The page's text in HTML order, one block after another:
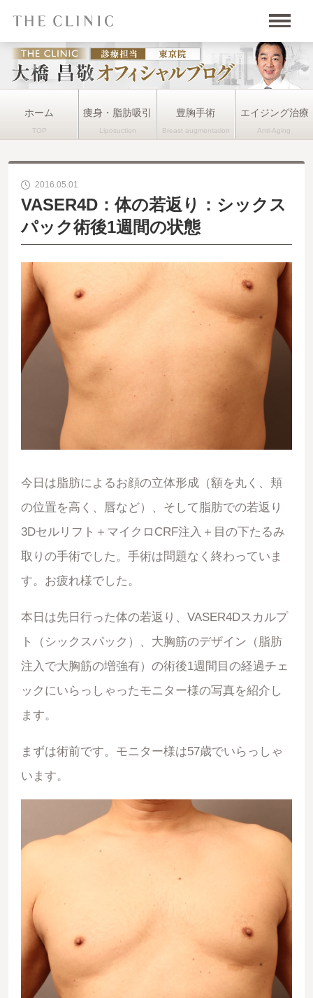
ホーム 痩身・脂肪吸引 豊胸手術 エイジング治療
2016.05.01
VASER4D：体の若返り：シックス
パック術後1週間の状態
今日は脂肪によるお顔の立体形成（額を丸く、頬
の位置を高く、唇など）、そして脂肪での若返り
3Dセルリフト＋マイクロCRF注入＋目の下たるみ
取りの手術でした。手術は問題なく終わっていま
す。お疲れ様でした。
本日は先日行った体の若返り、VASER4Dスカルプ
ト（シックスパック）、大胸筋のデザイン（脂肪
注入で大胸筋の増強有）の術後1週間目の経過チェ
ックにいらっしゃったモニター様の写真を紹介し
ます。
まずは術前です。モニター様は57歳でいらっしゃ
います。